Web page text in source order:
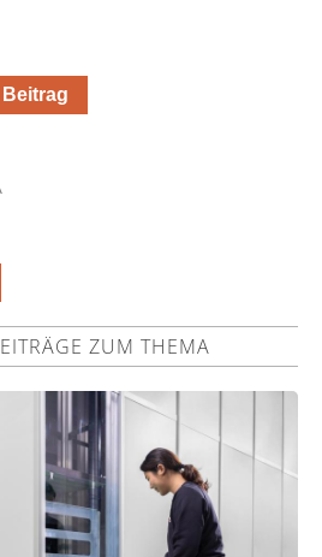
ZUM THEMA